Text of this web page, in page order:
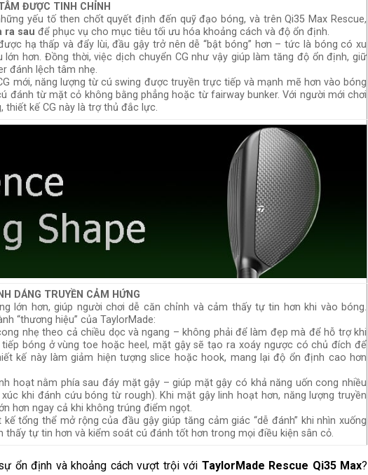
ĐƯỢC TINH CHỈNH
yếu tố then chốt quyết định đến quỹ đạo bóng, và trên Qi35 Max Rescue,
ra sau để phục vụ cho mục tiêu tối ưu hóa khoảng cách và độ ổn định.
hạ thấp và đẩy lùi, đầu gậy trở nên dễ “bật bóng” hơn – tức là bóng có xu
hơn. Đồng thời, việc dịch chuyển CG như vậy giúp làm tăng độ ổn định, giữ
đánh lệch tâm nhẹ.
mới, năng lượng từ cú swing được truyền trực tiếp và mạnh mẽ hơn vào bóng
đánh từ mặt cỏ không bằng phẳng hoặc từ fairway bunker. Với người mới chơi
thiết kế CG này là trợ thủ đắc lực.
DÁNG TRUYỀN CẢM HỨNG
lớn hơn, giúp người chơi dễ căn chỉnh và cảm thấy tự tin hơn khi vào bóng.
“thương hiệu” của TaylorMade:
nhẹ theo cả chiều dọc và ngang – không phải để làm đẹp mà để hỗ trợ khi
bóng ở vùng toe hoặc heel, mặt gậy sẽ tạo ra xoáy ngược có chủ đích để
kế này làm giảm hiện tượng slice hoặc hook, mang lại độ ổn định cao hơn
hoạt nằm phía sau đáy mặt gậy – giúp mặt gậy có khả năng uốn cong nhiều
khi đánh cứu bóng từ rough). Khi mặt gậy linh hoạt hơn, năng lượng truyền
hơn ngay cả khi không trúng điểm ngọt.
kế tổng thể mở rộng của đầu gậy giúp tăng cảm giác “dễ đánh” khi nhìn xuống
thấy tự tin hơn và kiểm soát cú đánh tốt hơn trong mọi điều kiện sân cỏ.
ổn định và khoảng cách vượt trội với TaylorMade Rescue Qi35 Max?